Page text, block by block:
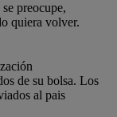
preocupe,
quiera volver.
de su bolsa. Los
al pais